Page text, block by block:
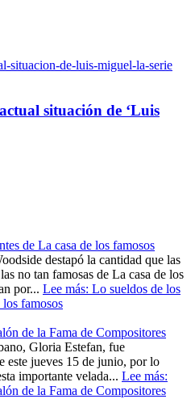
situación de ‘Luis
de La casa de los famosos
destapó la cantidad que las
no tan famosas de La casa de los
por... Lee más: Lo sueldos de los
los famosos
de la Fama de Compositores
Gloria Estefan, fue
este jueves 15 de junio, por lo
importante velada... Lee más:
de la Fama de Compositores